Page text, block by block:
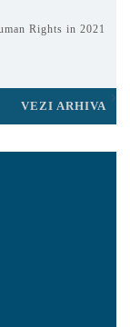
Rights in 2021
VEZI ARHIVA